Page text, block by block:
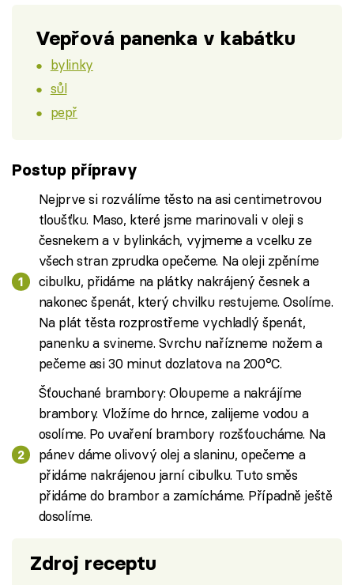
Vepřová panenka v kabátku
bylinky
sůl
pepř
Postup přípravy
Nejprve si rozválíme těsto na asi centimetrovou
tloušťku. Maso, které jsme marinovali v oleji s
česnekem a v bylinkách, vyjmeme a vcelku ze
všech stran zprudka opečeme. Na oleji zpěníme
cibulku, přidáme na plátky nakrájený česnek a
nakonec špenát, který chvilku restujeme. Osolíme.
Na plát těsta rozprostřeme vychladlý špenát,
panenku a svineme. Svrchu nařízneme nožem a
pečeme asi 30 minut dozlatova na 200°C.
Šťouchané brambory: Oloupeme a nakrájíme
brambory. Vložíme do hrnce, zalijeme vodou a
osolíme. Po uvaření brambory rozšťoucháme. Na
pánev dáme olivový olej a slaninu, opečeme a
přidáme nakrájenou jarní cibulku. Tuto směs
přidáme do brambor a zamícháme. Případně ještě
dosolíme.
Zdroj receptu